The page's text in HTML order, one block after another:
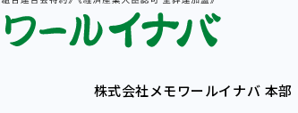
株式会社メモワールイナバ 本部